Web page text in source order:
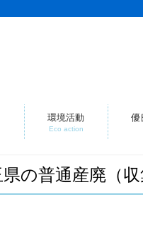
環境活動
Eco action
優
の普通産廃（